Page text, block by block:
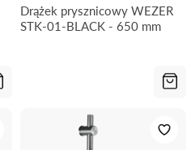
Drążek prysznicowy WEZER
STK-01-BLACK - 650 mm